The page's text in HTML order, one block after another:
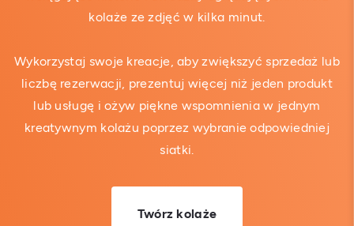
kolaże ze zdjęć w kilka minut.
Wykorzystaj swoje kreacje, aby zwiększyć sprzedaż lub
liczbę rezerwacji, prezentuj więcej niż jeden produkt
lub usługę i ożyw piękne wspomnienia w jednym
kreatywnym kolażu poprzez wybranie odpowiedniej
siatki.
Twórz kolaże